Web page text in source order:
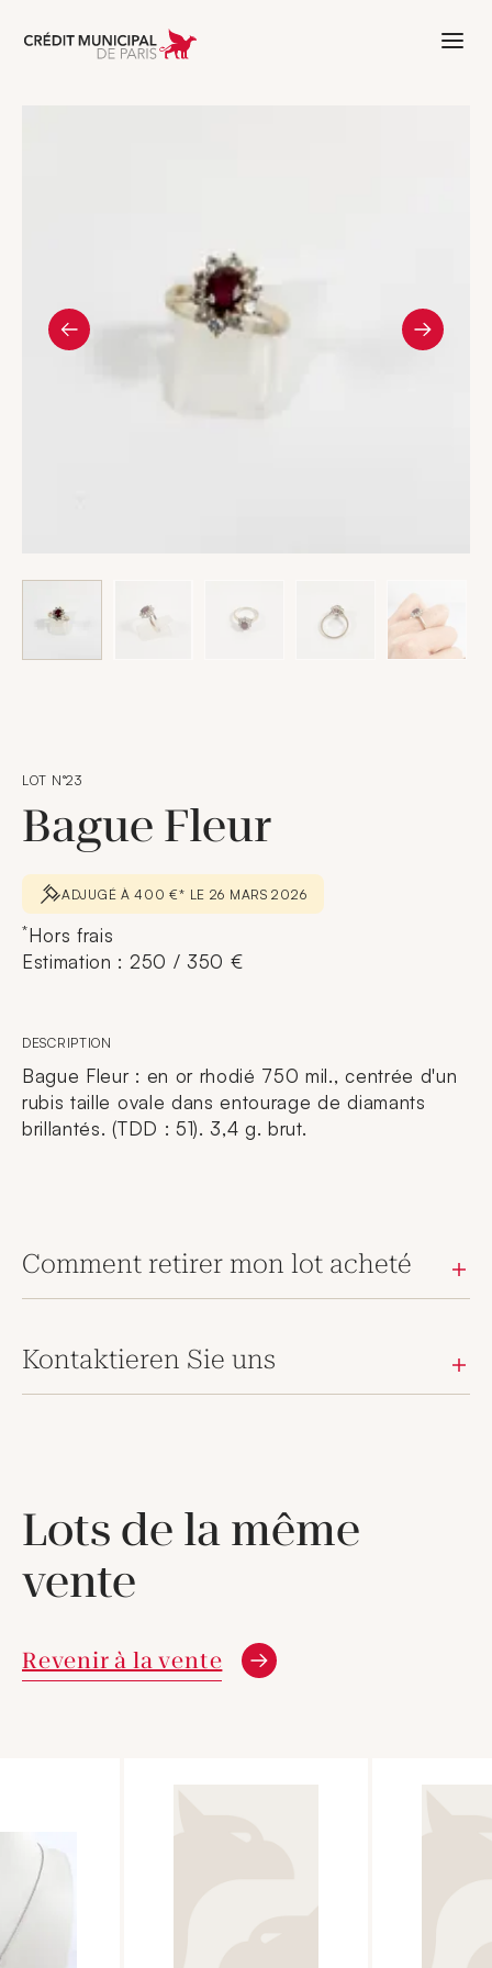
Aller à l'accueil de Crédit Municipal
LOT N°23
Bague Fleur
ADJUGÉ À 400 €* LE 26 MARS 2026
*Hors frais
Estimation : 250 / 350 €
DESCRIPTION
Bague Fleur : en or rhodié 750 mil., centrée d'un
rubis taille ovale dans entourage de diamants
brillantés. (TDD : 51). 3,4 g. brut.
Comment retirer mon lot acheté
Kontaktieren Sie uns
Lots de la même
vente
Revenir à la vente